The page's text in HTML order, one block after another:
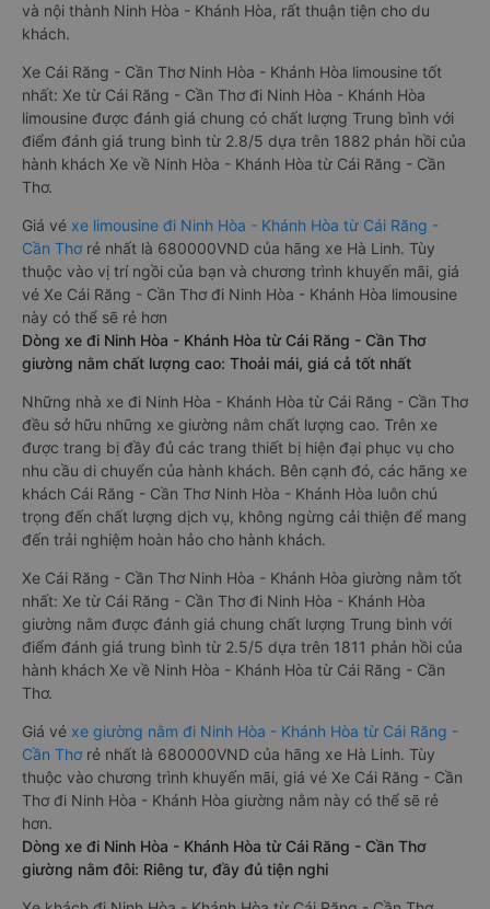
và nội thành Ninh Hòa - Khánh Hòa, rất thuận tiện cho du
khách.
Xe Cái Răng - Cần Thơ Ninh Hòa - Khánh Hòa limousine tốt
nhất: Xe từ Cái Răng - Cần Thơ đi Ninh Hòa - Khánh Hòa
limousine được đánh giá chung có chất lượng Trung bình với
điểm đánh giá trung bình từ 2.8/5 dựa trên 1882 phản hồi của
hành khách Xe về Ninh Hòa - Khánh Hòa từ Cái Răng - Cần
Thơ.
Giá vé xe limousine đi Ninh Hòa - Khánh Hòa từ Cái Răng -
Cần Thơrẻ nhất là 680000VND của hãng xe Hà Linh. Tùy
thuộc vào vị trí ngồi của bạn và chương trình khuyến mãi, giá
vé Xe Cái Răng - Cần Thơ đi Ninh Hòa - Khánh Hòa limousine
này có thể sẽ rẻ hơn
Dòng xe đi Ninh Hòa - Khánh Hòa từ Cái Răng - Cần Thơ
giường nằm chất lượng cao: Thoải mái, giá cả tốt nhất
Những nhà xe đi Ninh Hòa - Khánh Hòa từ Cái Răng - Cần Thơ
đều sở hữu những xe giường nằm chất lượng cao. Trên xe
được trang bị đầy đủ các trang thiết bị hiện đại phục vụ cho
nhu cầu di chuyển của hành khách. Bên cạnh đó, các hãng xe
khách Cái Răng - Cần Thơ Ninh Hòa - Khánh Hòa luôn chú
trọng đến chất lượng dịch vụ, không ngừng cải thiện để mang
đến trải nghiệm hoàn hảo cho hành khách.
Xe Cái Răng - Cần Thơ Ninh Hòa - Khánh Hòa giường nằm tốt
nhất: Xe từ Cái Răng - Cần Thơ đi Ninh Hòa - Khánh Hòa
giường nằm được đánh giá chung chất lượng Trung bình với
điểm đánh giá trung bình từ 2.5/5 dựa trên 1811 phản hồi của
hành khách Xe về Ninh Hòa - Khánh Hòa từ Cái Răng - Cần
Thơ.
Giá vé xe giường nằm đi Ninh Hòa - Khánh Hòa từ Cái Răng -
Cần Thơ rẻ nhất là 680000VND của hãng xe Hà Linh. Tùy
thuộc vào chương trình khuyến mãi, giá vé Xe Cái Răng - Cần
Thơ đi Ninh Hòa - Khánh Hòa giường nằm này có thể sẽ rẻ
hơn.
Dòng xe đi Ninh Hòa - Khánh Hòa từ Cái Răng - Cần Thơ
giường nằm đôi: Riêng tư, đầy đủ tiện nghi